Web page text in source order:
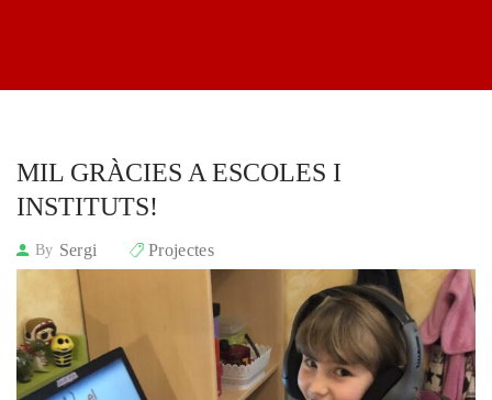
MIL GRÀCIES A ESCOLES I
INSTITUTS!
By Sergi Projectes